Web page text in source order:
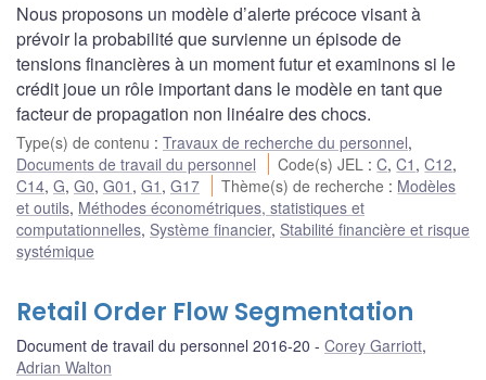
Nous proposons un modèle d’alerte précoce visant à
prévoir la probabilité que survienne un épisode de
tensions financières à un moment futur et examinons si le
crédit joue un rôle important dans le modèle en tant que
facteur de propagation non linéaire des chocs.
Type(s) de contenu : Travaux de recherche du personnel,
Documents de travail du personnel
Code(s) JEL :C,C1 ,C12,
C14, G, G0, G01 , G1 , G17 Thème(s) de recherche : Modèles
et outils, Méthodes économétriques, statistiques et
computationnelles, Système financier, Stabilité financière et risque
systémique
Retail Order Flow Segmentation
Document de travail du personnel 2016-20 Corey Garriott,
Adrian Walton